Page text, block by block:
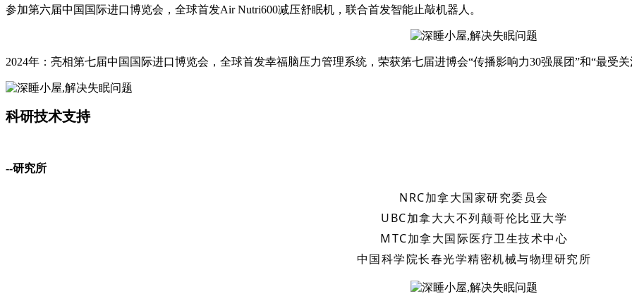
参加第六届中国国际进口博览会，全球首发Air Nutri600减压舒眠机，联合首发智能止敲机器人。
2024年：亮相第七届中国国际进口博览会，全球首发幸福脑压力管理系统，荣获第七届进博会“传播影响力30强展团”和“最受关
科研技术支持
--研究所
NRC加拿大国家研究委员会
UBC加拿大大不列颠哥伦比亚大学
MTC加拿大国际医疗卫生技术中心
中国科学院长春光学精密机械与物理研究所